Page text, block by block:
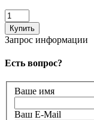
Запрос информации
Есть вопрос?
Ваше имя
Ваш E-Mail